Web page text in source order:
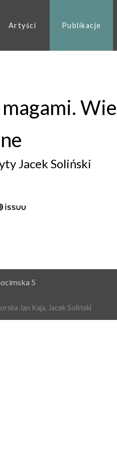
Artyści Publikacje
magami.
Jacek Soliński
5
Jan Kaja, Jacek Soliński